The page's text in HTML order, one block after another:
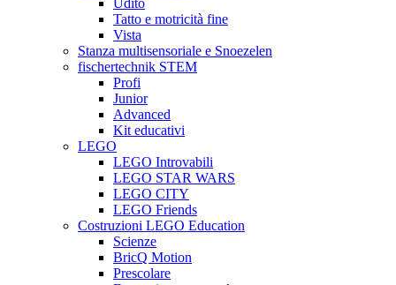
Tatto e motricità fine
Vista
Stanza multisensoriale e Snoezelen
fischertechnik STEM
Profi
Junior
Advanced
Kit educativi
LEGO
LEGO Introvabili
LEGO STAR WARS
LEGO CITY
LEGO Friends
Costruzioni LEGO Education
Scienze
BricQ Motion
Prescolare